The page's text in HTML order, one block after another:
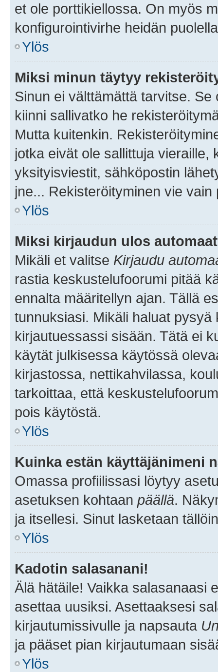
et ole porttikiellossa. On myös
konfigurointivirhe heidän
Ylös
Miksi minun täytyy
Sinun ei välttämättä tarvitse.
kiinni sallivatko he
Mutta kuitenkin.
jotka eivät ole sallittuja vieraille,
yksityisviestit, sähköpostin
jne... Rekisteröityminen vie
Ylös
Miksi kirjaudun ulos
Mikäli et valitse Kirjaudu
rastia keskustelufoorumi pitää
ennalta määritellyn ajan. Tällä
tunnuksiasi. Mikäli haluat
kirjautuessassi sisään. Tätä ei
käytät julkisessa käytössä
kirjastossa, nettikahvilassa,
tarkoittaa, että
pois käytöstä.
Ylös
Kuinka estän käyttäjänimeni
Omassa profiilissasi löytyy
asetuksen kohtaan päällä.
ja itsellesi. Sinut lasketaan
Ylös
Kadotin salasanani!
Älä hätäile! Vaikka salasanaasi
asettaa uusiksi. Asettaaksesi
kirjautumissivulle ja napsauta
ja pääset pian kirjautumaan
Ylös